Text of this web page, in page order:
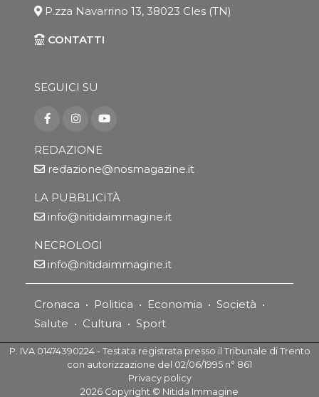
P.zza Navarrino 13, 38023 Cles (TN)
CONTATTI
SEGUICI SU
REDAZIONE
redazione@nosmagazine.it
LA PUBBLICITÀ
info@nitidaimmagine.it
NECROLOGI
info@nitidaimmagine.it
Cronaca • Politica • Economia • Società •
Salute • Cultura • Sport
P. IVA 01474390224 - Testata registrata presso il Tribunale di Trento
con autorizzazione del 02/06/1995 n° 861
Privacy policy
2026 Copyright © Nitida Immagine